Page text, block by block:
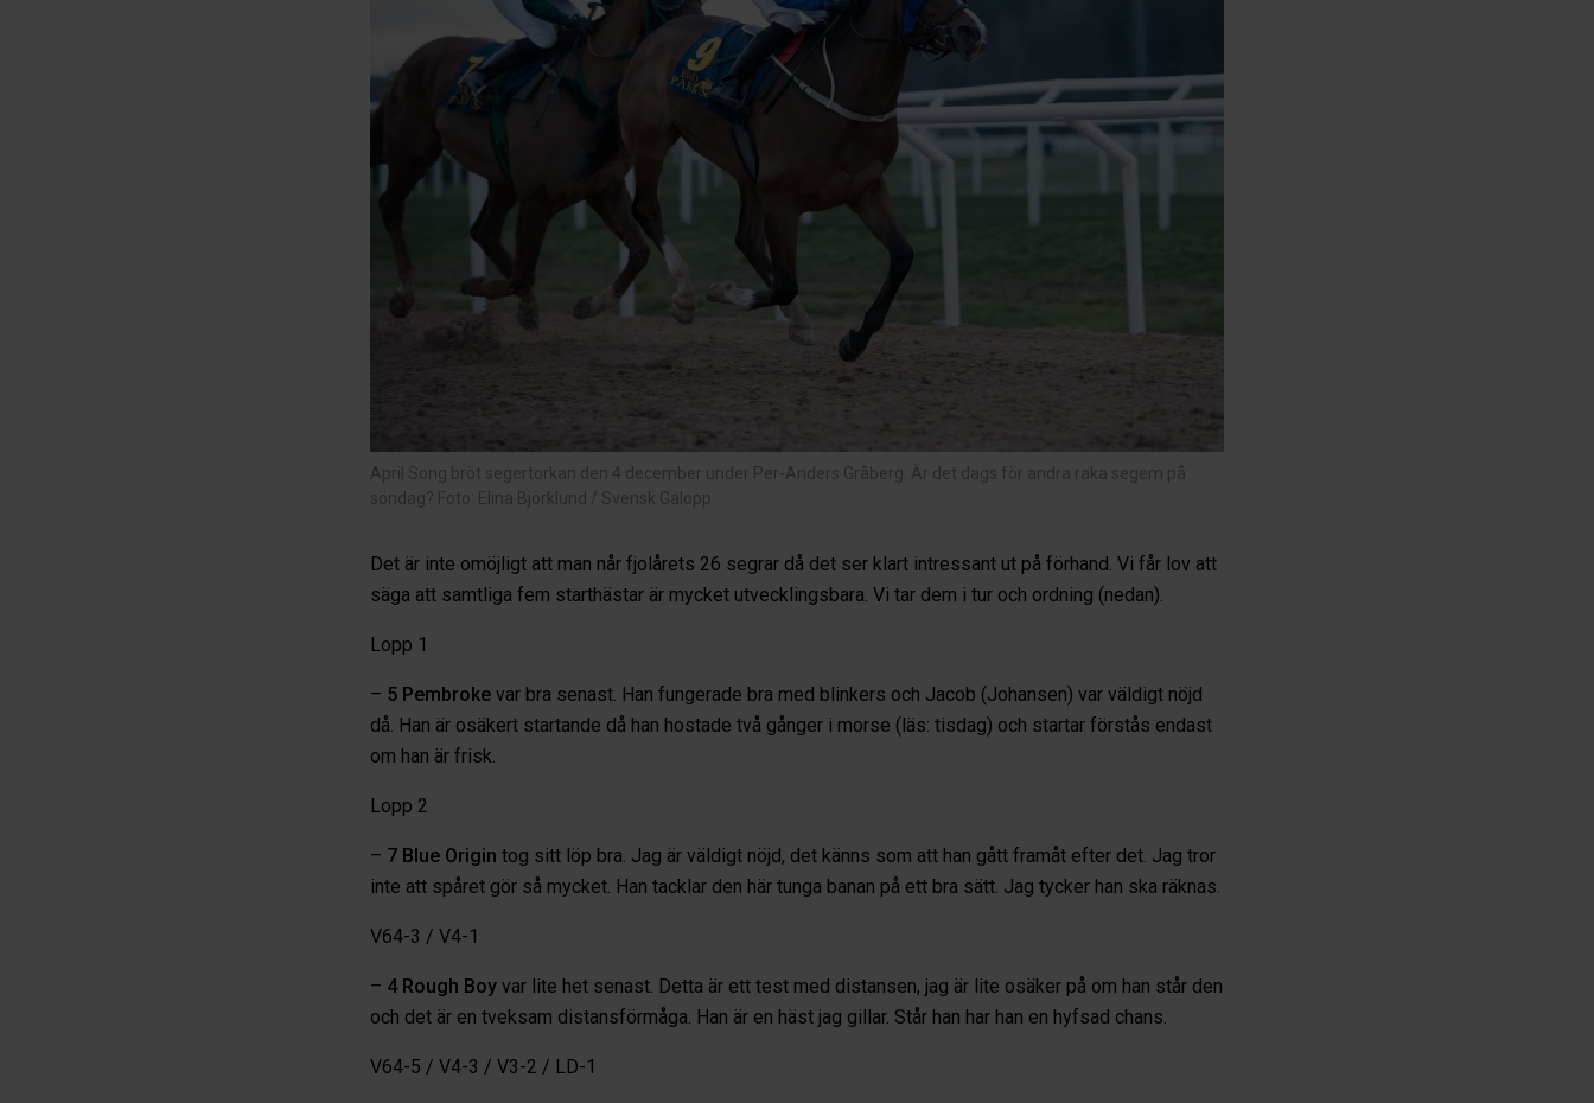
April Song bröt segertorkan den 4 december under Per-Anders Gråberg. Är det dags för andra raka segern på
söndag? Foto: Elina Björklund / Svensk Galopp
Det är inte omöjligt att man når fjolårets 26 segrar då det ser klart intressant ut på förhand. Vi får lov att
säga att samtliga fem starthästar är mycket utvecklingsbara. Vi tar dem i tur och ordning (nedan).
Lopp 1
– 5 Pembroke var bra senast. Han fungerade bra med blinkers och Jacob (Johansen) var väldigt nöjd
då. Han är osäkert startande då han hostade två gånger i morse (läs: tisdag) och startar förstås endast
om han är frisk.
Lopp 2
– 7 Blue Origin tog sitt löp bra. Jag är väldigt nöjd, det känns som att han gått framåt efter det. Jag tror
inte att spåret gör så mycket. Han tacklar den här tunga banan på ett bra sätt. Jag tycker han ska räknas.
V64-3 / V4-1
– 4 Rough Boy var lite het senast. Detta är ett test med distansen, jag är lite osäker på om han står den
och det är en tveksam distansförmåga. Han är en häst jag gillar. Står han har han en hyfsad chans.
V64-5 / V4-3 / V3-2 / LD-1